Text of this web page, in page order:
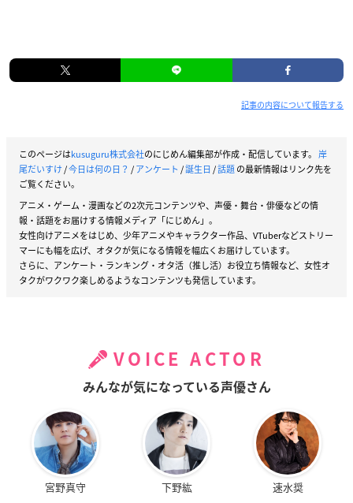
記事の内容について報告する
このページはkusuguru株式会社のにじめん編集部が作成・配信しています。 岸
尾だいすけ/今日は何の日？ /アンケート /誕生日/話題の最新情報はリンク先を
ご覧ください。
アニメ・ゲーム・漫画などの2次元コンテンツや、声優・舞台・俳優などの情
報・話題をお届けする情報メディア「にじめん」。
女性向けアニメをはじめ、少年アニメやキャラクター作品、VTuberなどストリー
マーにも幅を広げ、オタクが気になる情報を幅広くお届けしています。
さらに、アンケート・ランキング・オタ活（推し活）お役立ち情報など、女性オ
タクがワクワク楽しめるようなコンテンツも発信しています。
VOICE ACTOR
みんなが気になっている声優さん
宮野真守 下野紘 速水奨